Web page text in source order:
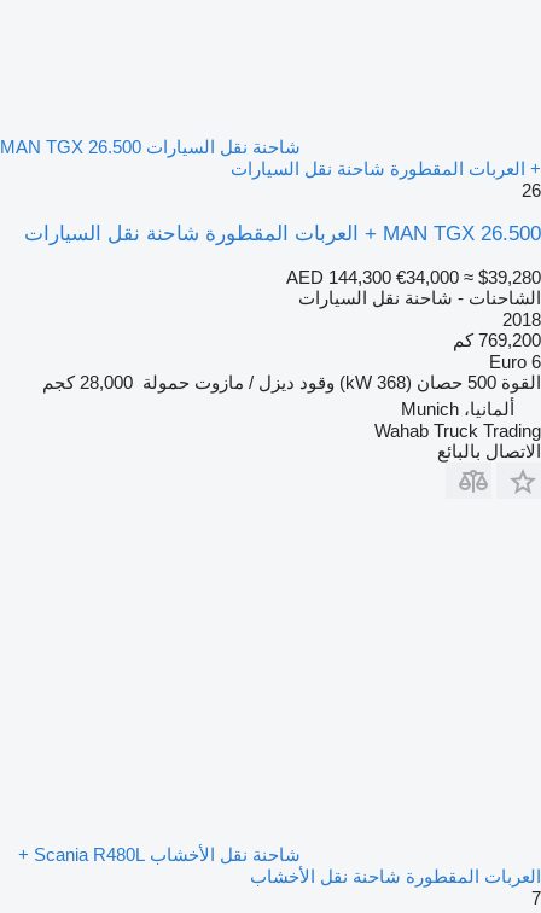
شاحنة نقل السيارات MAN TGX 26.500
+ العربات المقطورة شاحنة نقل السيارات
26
MAN TGX 26.500 + العربات المقطورة شاحنة نقل السيارات
AED 144,300 €34,000 ≈ $39,280
الشاحنات - شاحنة نقل السيارات
2018
769,200 كم
Euro 6
القوة 500 حصان (368 kW) وقود ديزل / مازوت حمولة 28,000 كجم
ألمانيا، Munich
Wahab Truck Trading
الاتصال بالبائع
شاحنة نقل الأخشاب Scania R480L +
العربات المقطورة شاحنة نقل الأخشاب
7